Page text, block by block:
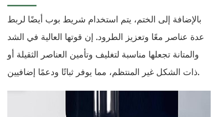
بالإضافة إلى الختم، يتم استخدام شريط بوب أيضًا لربط
عدة عناصر معًا وتعزيز الطرود. إن قوتها العالية في الشد
والمتانة تجعلها مناسبة لتغليف وتأمين العناصر الثقيلة أو
ذات الشكل غير المنتظم، مما يوفر ثباتًا ودعمًا إضافيين.